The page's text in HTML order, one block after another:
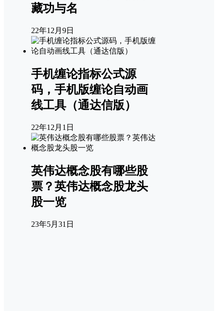
藏功与名
22年12月9日
手机缠论指标公式源
码，手机版缠论自动画
线工具（通达信版）
22年12月1日
英伟达概念股有哪些股
票？英伟达概念股龙头
股一览
23年5月31日